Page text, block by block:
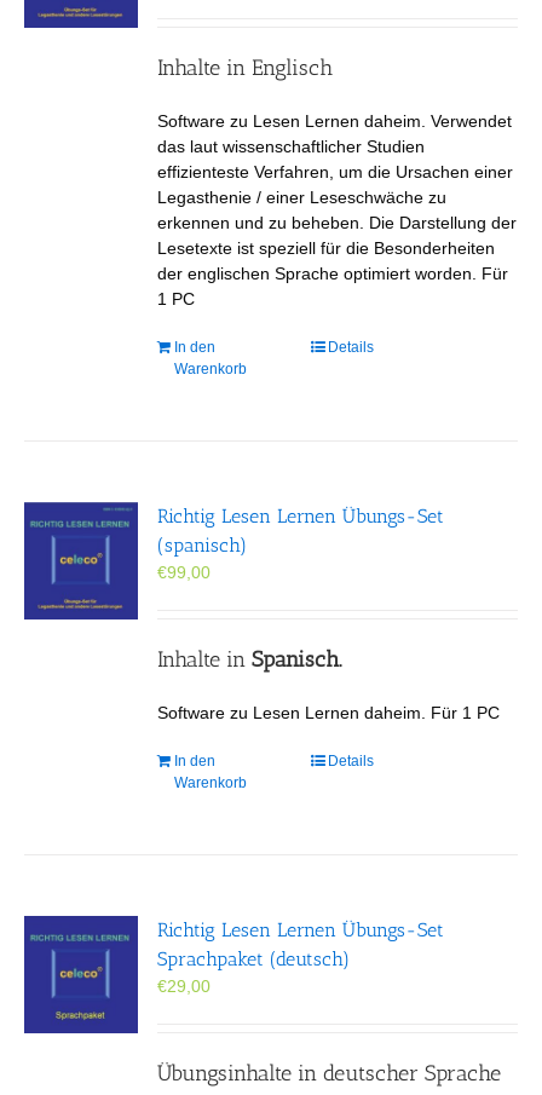
gewählt
Inhalte in Englisch
Software zu Lesen Lernen daheim. Verwendet
das laut wissenschaftlicher Studien
effizienteste Verfahren, um die Ursachen einer
Legasthenie / einer Leseschwäche zu
erkennen und zu beheben. Die Darstellung der
Lesetexte ist speziell für die Besonderheiten
der englischen Sprache optimiert worden. Für
1 PC
In den
Warenkorb
Details
Richtig Lesen Lernen Übungs-Set
(spanisch)
€99,00
Inhalte inSpanisch.
Software zu Lesen Lernen daheim. Für 1 PC
In den
Warenkorb
Details
Richtig Lesen Lernen Übungs-Set
Sprachpaket (deutsch)
€29,00
Übungsinhalte in deutscher Sprache